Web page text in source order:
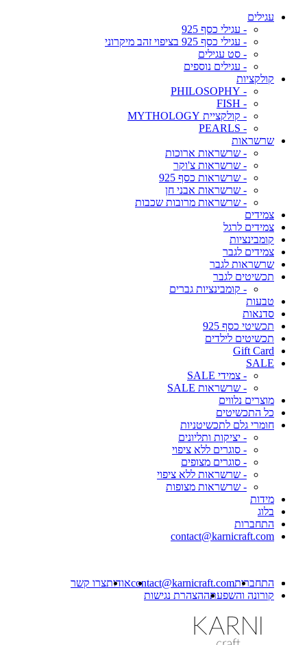
עגילים
- עגילי כסף 925
- עגילי כסף 925 בציפוי זהב מיקרוני
- סט עגילים
- עגילים נוספים
קולקציות
- PHILOSOPHY
- FISH
- קולקציית MYTHOLOGY
- PEARLS
שרשראות
- שרשראות ארוכות
- שרשראות צ'וקר
- שרשראות כסף 925
- שרשראות אבני חן
- שרשראות מרובות שכבות
צמידים
צמידים לרגל
קומבינציות
צמידים לגבר
שרשראות לגבר
תכשיטים לגבר
- קומבינציות גברים
טבעות
סדנאות
תכשיטי כסף 925
תכשיטים לילדים
Gift Card
SALE
- צמידי SALE
- שרשראות SALE
מוצרים נלווים
כל התכשיטים
חומרי גלם לתכשיטניות
- יציקות ותליונים
- סוגרים ללא ציפוי
- סוגרים מצופים
- שרשראות ללא ציפוי
- שרשראות מצופות
מידות
בלוג
התחברות
contact@karnicraft.com
התחברותcontact@karnicraft.comאודותצרו קשר
קורונה והשפעתההצהרת נגישות